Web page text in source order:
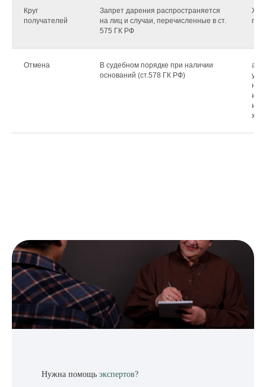
Круг
получателей
Запрет дарения распространяется
на лиц и случаи, перечисленные в ст.
575 ГК РФ
Отмена
В судебном порядке при наличии
оснований (ст.578 ГК РФ)
а)
Нужна помощь экспертов?